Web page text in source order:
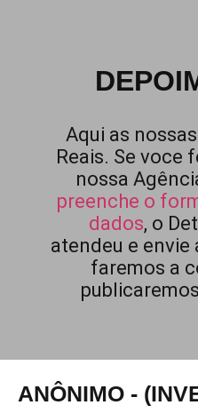
Aqui as
Reais. Se voce
nossa
preenche o
dados, o
atendeu e envie
faremos a
ANÔNIMO -